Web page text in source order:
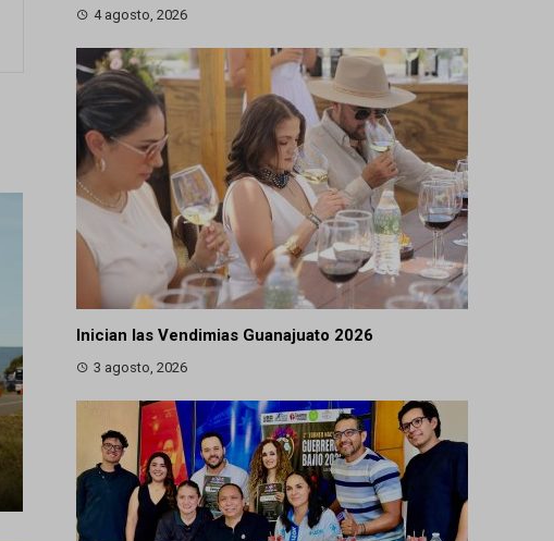
4 agosto, 2026
Inician las Vendimias Guanajuato 2026
3 agosto, 2026